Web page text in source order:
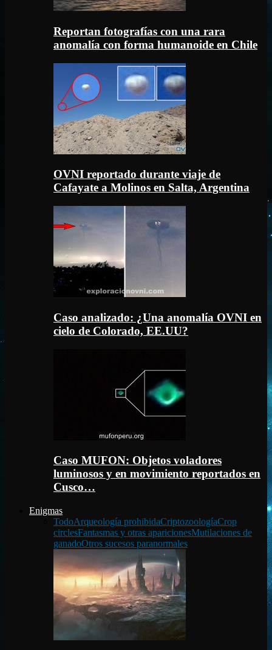
Reportan fotografías con una rara
anomalía con forma humanoide en Chile
OVNI reportado durante viaje de
Cafayate a Molinos en Salta, Argentina
Caso analizado: ¿Una anomalía OVNI en
cielo de Colorado, EE.UU?
Caso MUFON: Objetos voladores
luminosos y en movimiento reportados en
Cusco…
Enigmas
TodoArqueología prohibidaCriptozoologíaCrop
circlesFantasmas y otras aparicionesMutilaciones de
ganadoOtros sucesos paranormales